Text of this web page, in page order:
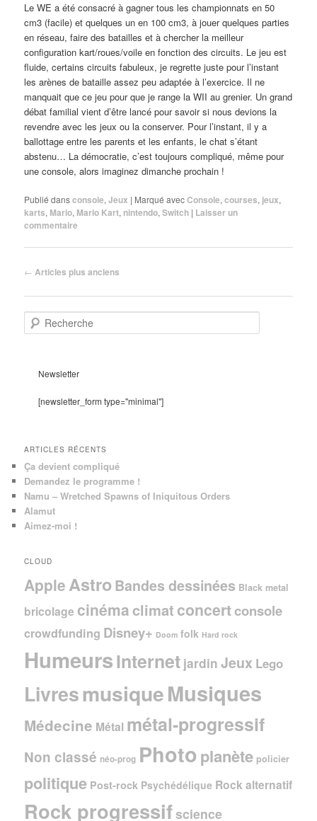
Le WE a été consacré à gagner tous les championnats en 50
cm3 (facile) et quelques un en 100 cm3, à jouer quelques parties
en réseau, faire des batailles et à chercher la meilleur
configuration kart/roues/voile en fonction des circuits. Le jeu est
fluide, certains circuits fabuleux, je regrette juste pour l’instant
les arènes de bataille assez peu adaptée à l’exercice. Il ne
manquait que ce jeu pour que je range la WII au grenier. Un grand
débat familial vient d’être lancé pour savoir si nous devions la
revendre avec les jeux ou la conserver. Pour l’instant, il y a
ballottage entre les parents et les enfants, le chat s’étant
abstenu… La démocratie, c’est toujours compliqué, même pour
une console, alors imaginez dimanche prochain !
Publié dansconsole,Jeux | Marqué avecConsole,courses, jeux,
karts, Mario, Mario Kart, nintendo,Switch | Laisser un
commentaire
Navigation
articles
← Articles plus anciens
e
Newsletter
[newsletter_form type="minimal"]
ARTICLES RÉCENTS
Ça devient compliqué
Demandez le programme !
Namu – Wretched Spawns of Iniquitous Orders
Alamut
Aimez-moi !
CLOUD
Apple AstroBandes dessinées Black metal
bricolage cinéma climat concertconsole
crowdfunding Disney+ Doom folk Hard rock
HumeursInternet jardin Jeux Lego
LivresmusiqueMusiques
Médecine Métal métal-progressif
Non classé néo-prog Photo planète policier
politique Post-rock Psychédélique Rock alternatif
Rock progressifscience